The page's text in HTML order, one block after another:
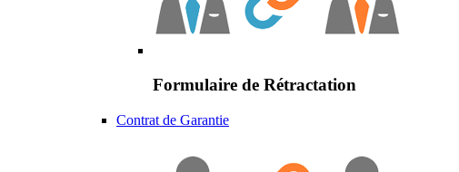
Formulaire de Rétractation
Contrat de Garantie